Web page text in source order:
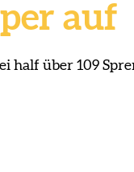
auf
half über 109